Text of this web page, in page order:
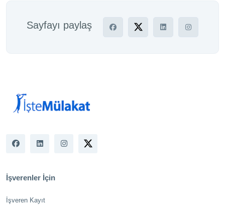
Sayfayı paylaş
İşverenler İçin
İşveren Kayıt